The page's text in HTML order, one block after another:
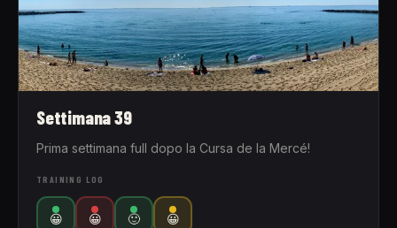
Settimana 39
Prima settimana full dopo la Cursa de la Mercé!
TRAINING LOG
😀 😀 🙂 😀